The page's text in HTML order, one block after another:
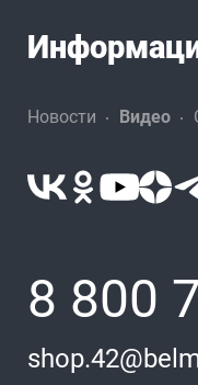
Новости Видео
8 800